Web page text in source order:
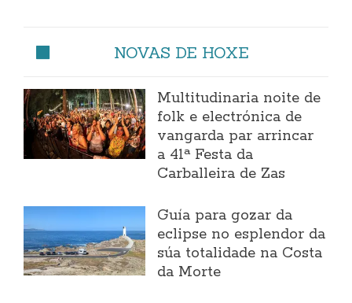
NOVAS DE HOXE
Multitudinaria noite de
folk e electrónica de
vangarda par arrincar
a 41ª Festa da
Carballeira de Zas
Guía para gozar da
eclipse no esplendor da
súa totalidade na Costa
da Morte